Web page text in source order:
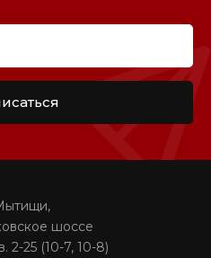
шоссе
2-25 (10-7, 10-8)